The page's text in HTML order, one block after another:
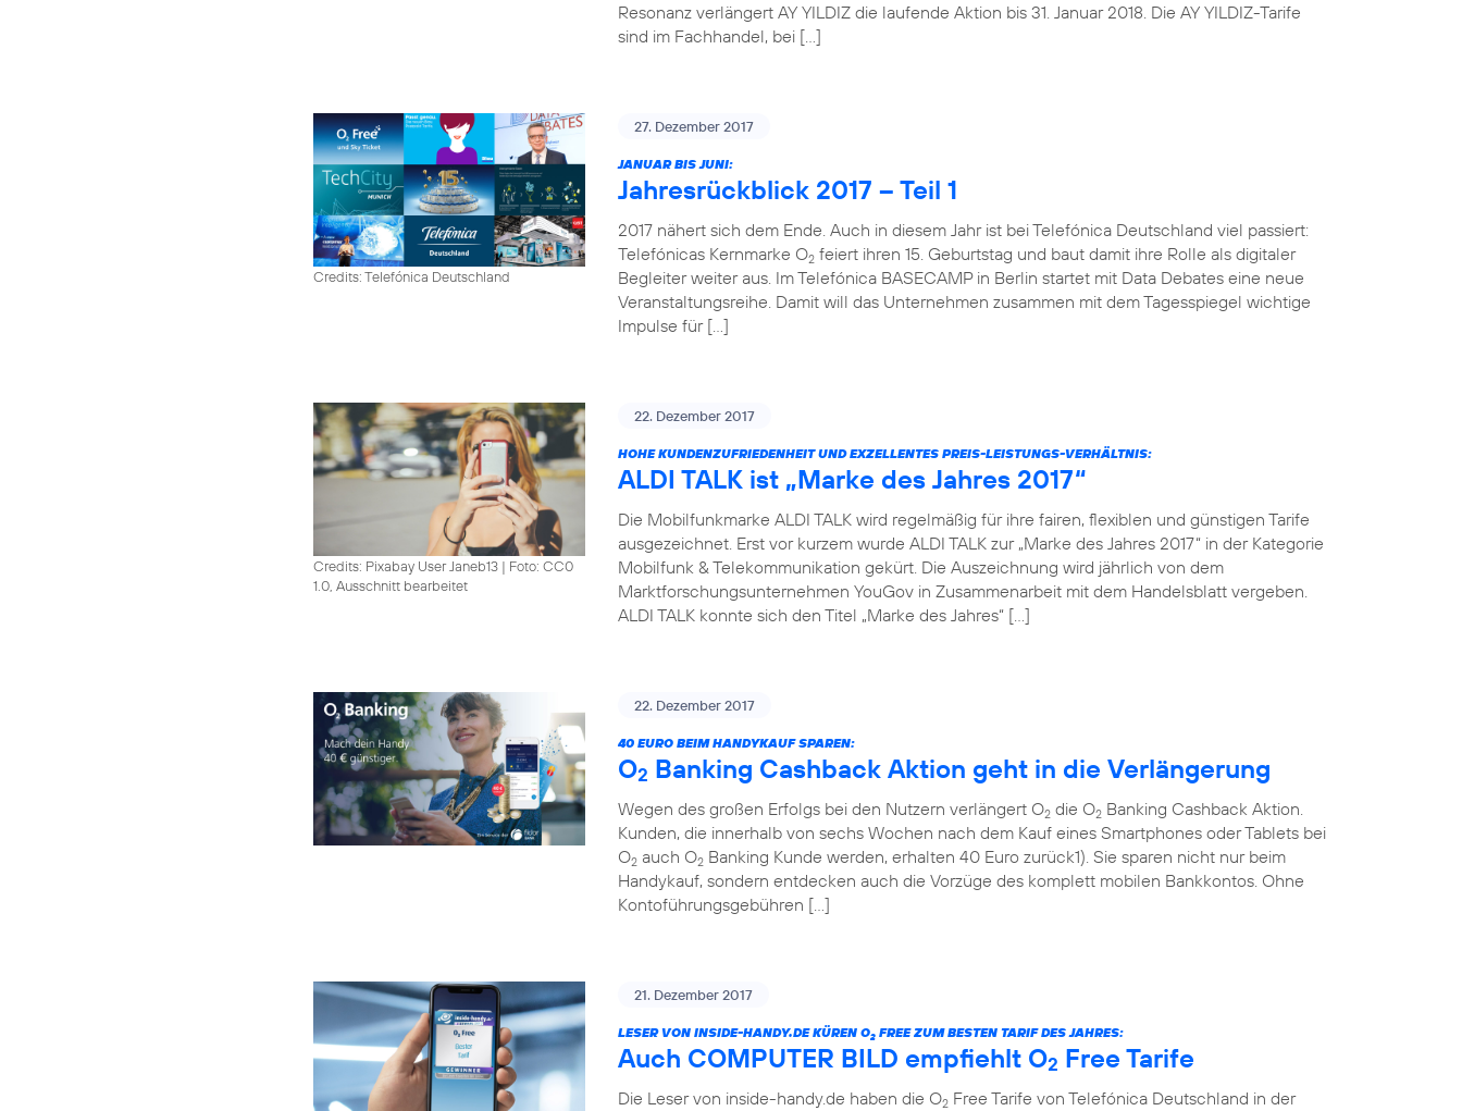
Resonanz verlängert AY YILDIZ die laufende Aktion bis 31. Januar 2018. Die AY YILDIZ-Tarife
sind im Fachhandel, bei […]
Credits: Telefónica Deutschland
27. Dezember 2017
JANUAR BIS JUNI:
Jahresrückblick 2017 – Teil 1
2017 nähert sich dem Ende. Auch in diesem Jahr ist bei Telefónica Deutschland viel passiert:
Telefónicas Kernmarke O2 feiert ihren 15. Geburtstag und baut damit ihre Rolle als digitaler
Begleiter weiter aus. Im Telefónica BASECAMP in Berlin startet mit Data Debates eine neue
Veranstaltungsreihe. Damit will das Unternehmen zusammen mit dem Tagesspiegel wichtige
Impulse für […]
Credits: Pixabay User Janeb13 | Foto: CC0
1.0, Ausschnitt bearbeitet
22. Dezember 2017
HOHE KUNDENZUFRIEDENHEIT UND EXZELLENTES PREIS-LEISTUNGS-VERHÄLTNIS:
ALDI TALK ist „Marke des Jahres 2017“
Die Mobilfunkmarke ALDI TALK wird regelmäßig für ihre fairen, flexiblen und günstigen Tarife
ausgezeichnet. Erst vor kurzem wurde ALDI TALK zur „Marke des Jahres 2017“ in der Kategorie
Mobilfunk & Telekommunikation gekürt. Die Auszeichnung wird jährlich von dem
Marktforschungsunternehmen YouGov in Zusammenarbeit mit dem Handelsblatt vergeben.
ALDI TALK konnte sich den Titel „Marke des Jahres“ […]
22. Dezember 2017
40 EURO BEIM HANDYKAUF SPAREN:
O2 Banking Cashback Aktion geht in die Verlängerung
Wegen des großen Erfolgs bei den Nutzern verlängert O2 die O2 Banking Cashback Aktion.
Kunden, die innerhalb von sechs Wochen nach dem Kauf eines Smartphones oder Tablets bei
O2 auch O2 Banking Kunde werden, erhalten 40 Euro zurück1). Sie sparen nicht nur beim
Handykauf, sondern entdecken auch die Vorzüge des komplett mobilen Bankkontos. Ohne
Kontoführungsgebühren […]
21. Dezember 2017
LESER VON INSIDE-HANDY.DE KÜREN O2 FREE ZUM BESTEN TARIF DES JAHRES:
Auch COMPUTER BILD empfiehlt O2 Free Tarife
Die Leser von inside-handy.de haben die O2 Free Tarife von Telefónica Deutschland in der